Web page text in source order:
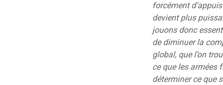
forcément
devient plus
jouons donc
de diminuer la
global, que l’on
ce que les armées
déterminer ce que